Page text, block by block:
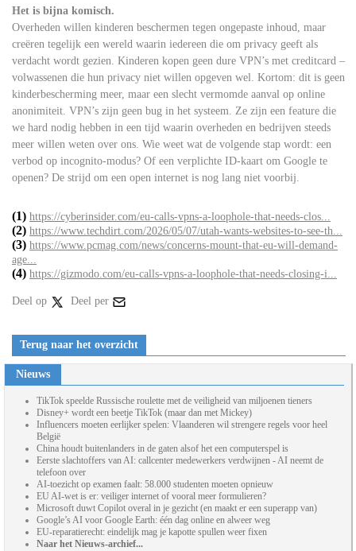
Het is bijna komisch.
Overheden willen kinderen beschermen tegen ongepaste inhoud, maar
creëren tegelijk een wereld waarin iedereen die om privacy geeft als
verdacht wordt gezien. Kinderen kopen geen dure VPN’s met creditcard –
volwassenen die hun privacy niet willen opgeven wel. Kortom: dit is geen
kinderbescherming meer, maar een slecht vermomde aanval op online
anonimiteit. VPN’s zijn geen bug in het systeem. Ze zijn een feature die
we hard nodig hebben in een tijd waarin overheden en bedrijven steeds
meer willen weten over ons. Wie weet wat de volgende stap wordt: een
verbod op incognito-modus? Of een verplichte ID-kaart om Google te
openen? De strijd om een open internet is nog lang niet voorbij.
(1) https://cyberinsider.com/eu-calls-vpns-a-loophole-that-needs-clos...
(2) https://www.techdirt.com/2026/05/07/utah-wants-websites-to-see-th...
(3) https://www.pcmag.com/news/concerns-mount-that-eu-will-demand-
age...
(4) https://gizmodo.com/eu-calls-vpns-a-loophole-that-needs-closing-i...
Deel op Deel per
Terug naar het overzicht
Nieuws
TikTok speelde Russische roulette met de veiligheid van miljoenen tieners
Disney+ wordt een beetje TikTok (maar dan met Mickey)
Influencers moeten eerlijker spelen: Vlaanderen wil strengere regels voor heel
België
China houdt buitenlanders in de gaten alsof het een computerspel is
Eerste slachtoffers van AI: callcenter medewerkers verdwijnen - AI neemt de
telefoon over
AI-toezicht op examen faalt: 58.000 studenten moeten opnieuw
EU AI-wet is er: veiliger internet of vooral meer formulieren?
Microsoft duwt Copilot overal in je gezicht (en maakt er een superapp van)
Google’s AI voor Google Earth: één dag online en alweer weg
EU-reparatierecht: eindelijk mag je kapotte spullen weer fixen
Naar het Nieuws-archief...